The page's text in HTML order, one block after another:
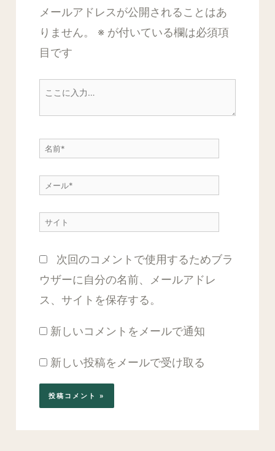
メールアドレスが公開されることはあ
りません。
※ が付いている欄は必須項
目です
こ
入
名
メ
ル
サ
ト
次回のコメントで使用するためブラ
ウザーに自分の名前、メールアドレ
ス、サイトを保存する。
新しいコメントをメールで通知
新しい投稿をメールで受け取る